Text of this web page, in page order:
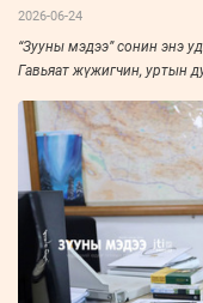
2026-06-24
“Зууны мэдээ” сонин энэ
Гавьяат жүжигчин, уртын